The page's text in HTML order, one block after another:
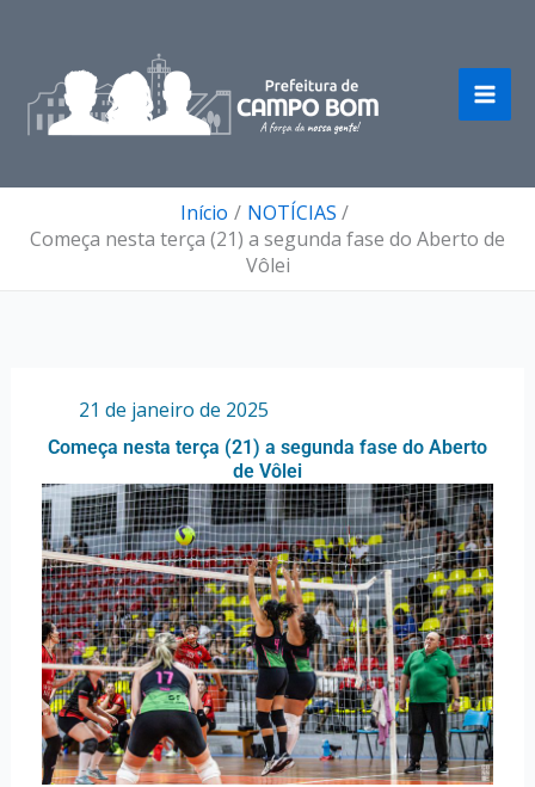
conteúdo
Início
NOTÍCIAS
Começa nesta terça (21) a segunda fase do Aberto de
Vôlei
21 de janeiro de 2025
Começa nesta terça (21) a segunda fase do Aberto
de Vôlei